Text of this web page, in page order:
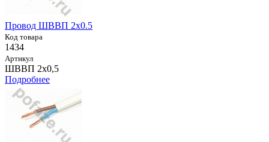
Провод ШВВП 2х0.5
Код товара
1434
Артикул
ШВВП 2х0,5
Подробнее